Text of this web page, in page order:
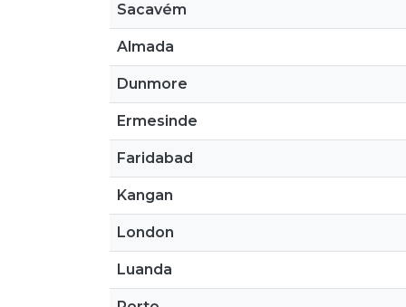
Sacavém
Almada
Dunmore
Ermesinde
Faridabad
Kangan
London
Luanda